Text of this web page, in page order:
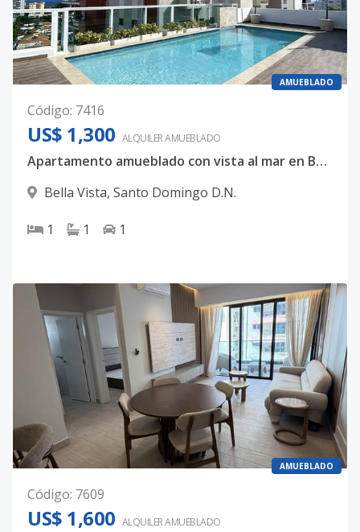
AMUEBLADO
Código: 7416
US$ 1,300 ALQUILERAMUEBLADO
Apartamento amueblado con vista al mar en Bella Vista
Bella Vista, Santo Domingo D.N.
1 1 1
AMUEBLADO
Código: 7609
US$ 1,600 ALQUILERAMUEBLADO